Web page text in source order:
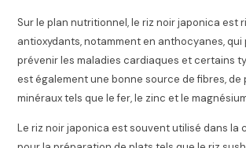
Sur le plan nutritionnel, le riz noir japonica est
antioxydants, notamment en anthocyanes, qui
prévenir les maladies cardiaques et certains
est également une bonne source de fibres, de
minéraux tels que le fer, le zinc et le
Le riz noir japonica est souvent utilisé dans la